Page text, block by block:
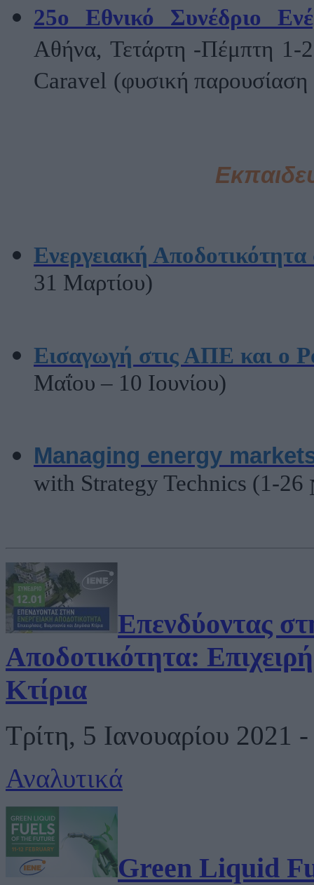
25ο Εθνικό Συνέδριο
Αθήνα, Τετάρτη -Πέμπτη 1-
Caravel (φυσική
Ενεργειακή
31 Μαρτίου)
Εισαγωγή στις ΑΠΕ και ο
Μαΐου – 10 Ιουνίου)
Managing energy
with Strategy Technics (1-26
Επενδύοντας
Αποδοτικότητα:
Κτίρια
Τρίτη, 5 Ιανουαρίου 2021
Αναλυτικά
Green Liquid